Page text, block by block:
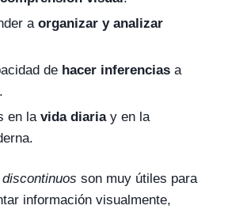
a organizar y analizar
de hacer inferencias a
en la vida diariay en la
son muy útiles para
información visualmente,